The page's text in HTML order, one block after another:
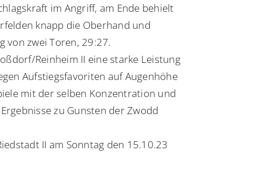
im Angriff, am Ende behielt
knapp die Oberhand und
von zwei Toren, 29:27.
Reinheim II eine starke Leistung
Aufstiegsfavoriten auf Augenhöhe
mit der selben Konzentration und
zu Gunsten der Zwodd
II am Sonntag den 15.10.23